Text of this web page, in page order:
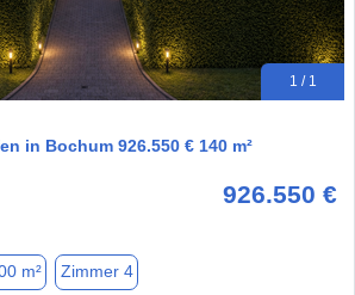
1 / 1
in Bochum 926.550 € 140 m²
926.550 €
m² Zimmer 4